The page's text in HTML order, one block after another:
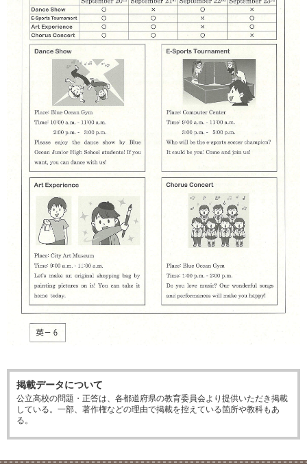
掲載データについて
公立高校の問題・正答は、各都道府県の教育委員会より提供いただき掲載
している。一部、著作権などの理由で掲載を控えている箇所や教科もあ
る。